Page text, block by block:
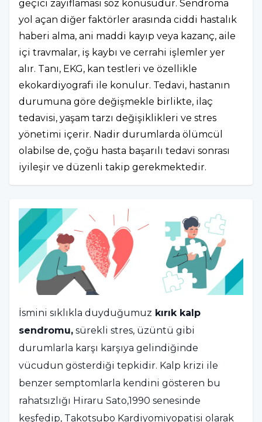
geçici zayıflaması söz konusudur. Sendroma
yol açan diğer faktörler arasında ciddi hastalık
haberi alma, ani maddi kayıp veya kazanç, aile
içi travmalar, iş kaybı ve cerrahi işlemler yer
alır. Tanı, EKG, kan testleri ve özellikle
ekokardiyografi ile konulur. Tedavi, hastanın
durumuna göre değişmekle birlikte, ilaç
tedavisi, yaşam tarzı değişiklikleri ve stres
yönetimi içerir. Nadir durumlarda ölümcül
olabilse de, çoğu hasta başarılı tedavi sonrası
iyileşir ve düzenli takip gerekmektedir.
İsmini sıklıkla duyduğumuz kırık kalp
sendromu, sürekli stres, üzüntü gibi
durumlarla karşı karşıya gelindiğinde
vücudun gösterdiği tepkidir. Kalp krizi ile
benzer semptomlarla kendini gösteren bu
rahatsızlığı Hiraru Sato,1990 senesinde
keşfedip, Takotsubo Kardiyomiyopatisi olarak